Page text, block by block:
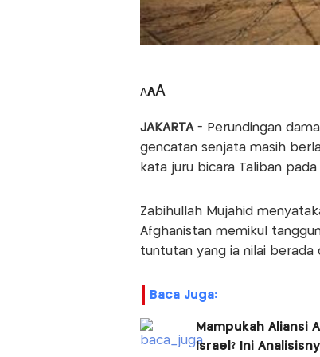
AAA
JAKARTA - Perundingan
gencatan senjata masih
kata juru bicara Taliban pada
Zabihullah Mujahid
Afghanistan memikul
tuntutan yang ia nilai berada
Baca Juga:
Mampukah Aliansi
Israel? Ini